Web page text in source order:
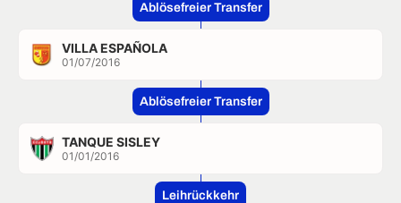
Ablösefreier Transfer
VILLA ESPAÑOLA
01/07/2016
Ablösefreier Transfer
TANQUE SISLEY
01/01/2016
Leihrückkehr